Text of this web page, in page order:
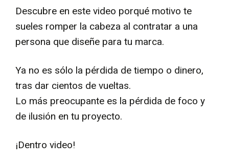
Descubre en este video porqué motivo te
sueles romper la cabeza al contratar a una
persona que diseñe para tu marca.
Ya no es sólo la pérdida de tiempo o dinero,
tras dar cientos de vueltas.
Lo más preocupante es la pérdida de foco y
de ilusión en tu proyecto.
¡Dentro video!